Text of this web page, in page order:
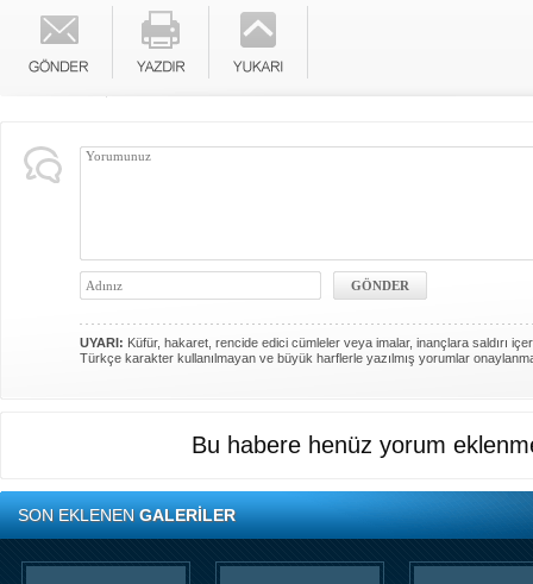
UYARI: Küfür, hakaret, rencide edici cümleler veya imalar, inançlara saldırı
Türkçe karakter kullanılmayan ve büyük harflerle yazılmış yorumlar
Bu habere henüz yorum
SON EKLENENGALERİLER